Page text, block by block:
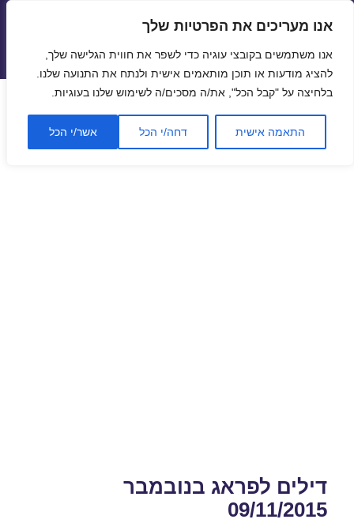
אנו מעריכים את הפרטיות שלך
אנו משתמשים בקובצי עוגיה כדי לשפר את חווית הגלישה שלך,
להציג מודעות או תוכן מותאמים אישית ולנתח את התנועה שלנו.
בלחיצה על "קבל הכל", את/ה מסכים/ה לשימוש שלנו בעוגיות.
התאמה אישית דחה/י הכל אשר/י הכל
תפריטים
ווידג'טים
דילים לפראג בנובמבר
09/11/2015